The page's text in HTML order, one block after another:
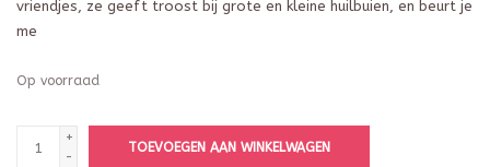
vriendjes, ze geeft troost bij grote en kleine huilbuien, en beurt je
me
Op voorraad
+
-
TOEVOEGEN AAN WINKELWAGEN